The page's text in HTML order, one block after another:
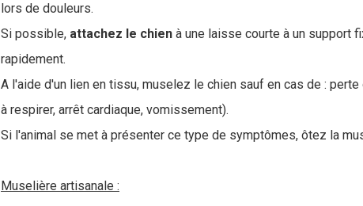
lors de douleurs.
Si possible, attachez le chien à une laisse courte à un support
rapidement.
A l'aide d'un lien en tissu, muselez le chien sauf en cas de :
à respirer, arrêt cardiaque, vomissement).
Si l'animal se met à présenter ce type de symptômes, ôtez la
Muselière artisanale :